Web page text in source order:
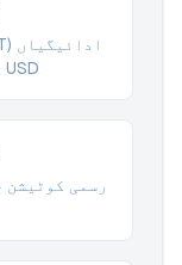
USD یا متفقہ دوسری کرنسی میں